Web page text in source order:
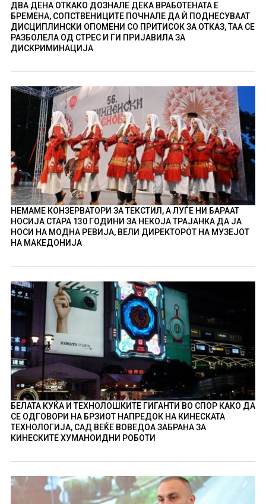
ДВА ДЕНА ОТКАКО ДОЗНАЛЕ ДЕКА ВРАБОТЕНАТА Е
БРЕМЕНА, СОПСТВЕНИЦИТЕ ПОЧНАЛЕ ДА Ѝ ПОДНЕСУВААТ
ДИСЦИПЛИНСКИ ОПОМЕНИ СО ПРИТИСОК ЗА ОТКАЗ, ТАА СЕ
РАЗБОЛЕЛА ОД СТРЕС И ГИ ПРИЈАВИЛА ЗА
ДИСКРИМИНАЦИЈА
НЕМАМЕ КОНЗЕРВАТОРИ ЗА ТЕКСТИЛ, А ЛУЃЕ НИ БАРААТ
НОСИЈА СТАРА 130 ГОДИНИ ЗА НЕКОЈА ТРАЈАНКА ДА ЈА
НОСИ НА МОДНА РЕВИЈА, ВЕЛИ ДИРЕКТОРОТ НА МУЗЕЈОТ
НА МАКЕДОНИЈА
БЕЛАТА КУЌА И ТЕХНОЛОШКИТЕ ГИГАНТИ ВО СПОР КАКО ДА
СЕ ОДГОВОРИ НА БРЗИОТ НАПРЕДОК НА КИНЕСКАТА
ТЕХНОЛОГИЈА, САД ВЕЌЕ ВОВЕДОА ЗАБРАНА ЗА
КИНЕСКИТЕ ХУМАНОИДНИ РОБОТИ